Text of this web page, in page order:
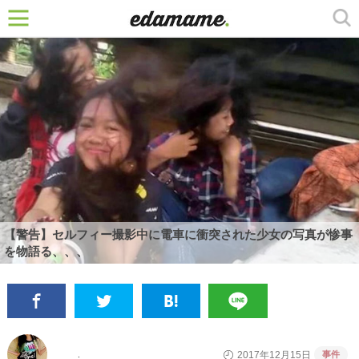
【警告】セルフィー撮影中に電車に衝突された少女の写真が惨事
を物語る、、、
2017年12月15日 事件